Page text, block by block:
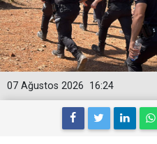
16:24
07 Ağustos 2026